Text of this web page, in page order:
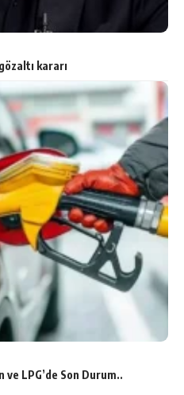
kararı
LPG’de Son Durum..